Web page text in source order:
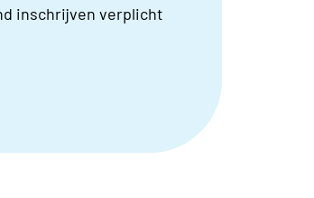
inschrijven verplicht